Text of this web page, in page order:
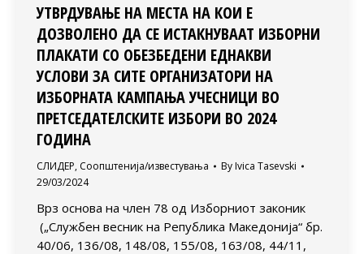
УТВРДУВАЊЕ НА МЕСТА НА КОИ Е
ДОЗВОЛЕНО ДА СЕ ИСТАКНУВААТ ИЗБОРНИ
ПЛАКАТИ СО ОБЕЗБЕДЕНИ ЕДНАКВИ
УСЛОВИ ЗА СИТЕ ОРГАНИЗАТОРИ НА
ИЗБОРНАТА КАМПАЊА УЧЕСНИЦИ ВО
ПРЕТСЕДАТЕЛСКИТЕ ИЗБОРИ ВО 2024
ГОДИНА
СЛИДЕР, Соопштенија/известувања By Ivica Tasevski
29/03/2024
Врз основа на член 78 од Изборниот законик
(„Службен весник на Република Македонија“ бр.
40/06, 136/08, 148/08, 155/08, 163/08, 44/11,